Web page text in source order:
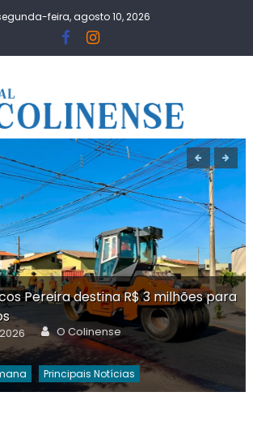
feira, agosto 10, 2026
Pereira destina R$ 3 milhões para
Author
O Colinense
Principais Notícias